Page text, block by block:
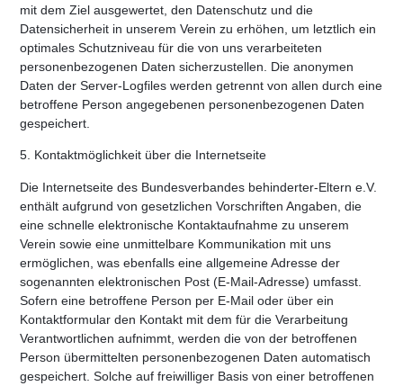
mit dem Ziel ausgewertet, den Datenschutz und die
Datensicherheit in unserem Verein zu erhöhen, um letztlich ein
optimales Schutzniveau für die von uns verarbeiteten
personenbezogenen Daten sicherzustellen. Die anonymen
Daten der Server-Logfiles werden getrennt von allen durch eine
betroffene Person angegebenen personenbezogenen Daten
gespeichert.
5. Kontaktmöglichkeit über die Internetseite
Die Internetseite des Bundesverbandes behinderter-Eltern e.V.
enthält aufgrund von gesetzlichen Vorschriften Angaben, die
eine schnelle elektronische Kontaktaufnahme zu unserem
Verein sowie eine unmittelbare Kommunikation mit uns
ermöglichen, was ebenfalls eine allgemeine Adresse der
sogenannten elektronischen Post (E-Mail-Adresse) umfasst.
Sofern eine betroffene Person per E-Mail oder über ein
Kontaktformular den Kontakt mit dem für die Verarbeitung
Verantwortlichen aufnimmt, werden die von der betroffenen
Person übermittelten personenbezogenen Daten automatisch
gespeichert. Solche auf freiwilliger Basis von einer betroffenen